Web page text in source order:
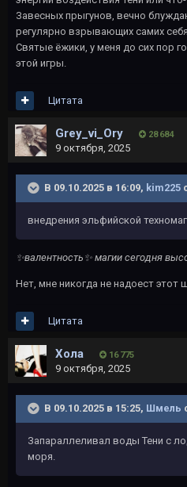
Завесных прыгунов, вечно
регулярно взрывающих самих
Святые ёжики, у меня до сих пор
этой игры.
Цитата
Grey_vi_Ory 28 684
9 октября, 2025
В 09.10.2025 в 16:09, kim225
внедрения эльфийской
✨️валентность ✨ магии сегодня
Нет, мне никогда не надоест этот
Цитата
Хола 16 775
9 октября, 2025
В 09.10.2025 в 15:25, Шмель
Запараллеливал воды Тени с
моря.